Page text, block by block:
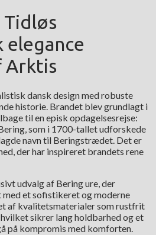
Tidløs
elegance
Arktis
dansk design med robuste
historie. Brandet blev grundlagt i
til en episk opdagelsesrejse:
som i 1700-tallet udforskede
navn til Beringstrædet. Det er
der har inspireret brandets rene
udvalg af Bering ure, der
et sofistikeret og moderne
af kvalitetsmaterialer som rustfrit
sikrer lang holdbarhed og et
på kompromis med komforten.